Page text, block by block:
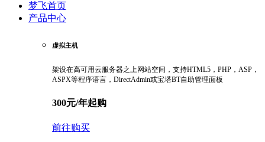
梦飞首页
产品中心
虚拟主机
架设在高可用云服务器之上网站空间，支持HTML5，PHP，ASP，
ASPX等程序语言，DirectAdmin或宝塔BT自助管理面板
300元/年起购
前往购买